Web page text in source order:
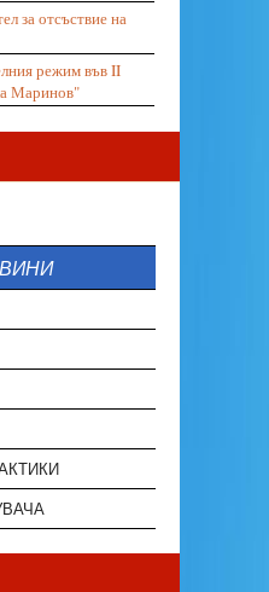
за отсъствие на
режим във II
Маринов"